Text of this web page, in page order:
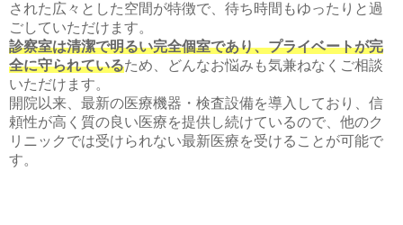
された広々とした空間が特徴で、待ち時間もゆったりと過
ごしていただけます。
診察室は清潔で明るい完全個室であり、プライベートが完
全に守られているため、どんなお悩みも気兼ねなくご相談
いただけます。
開院以来、最新の医療機器・検査設備を導入しており、信
頼性が高く質の良い医療を提供し続けているので、他のク
リニックでは受けられない最新医療を受けることが可能で
す。